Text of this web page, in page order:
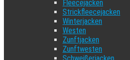
Fleecejacken
Strickfleecejacken
Winterjacken
Westen
Zunftjacken
Zunftwesten